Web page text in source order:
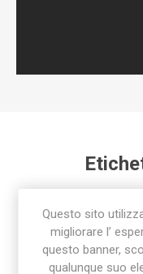
Questo sito
migliorare l’
questo banner,
qualunque suo